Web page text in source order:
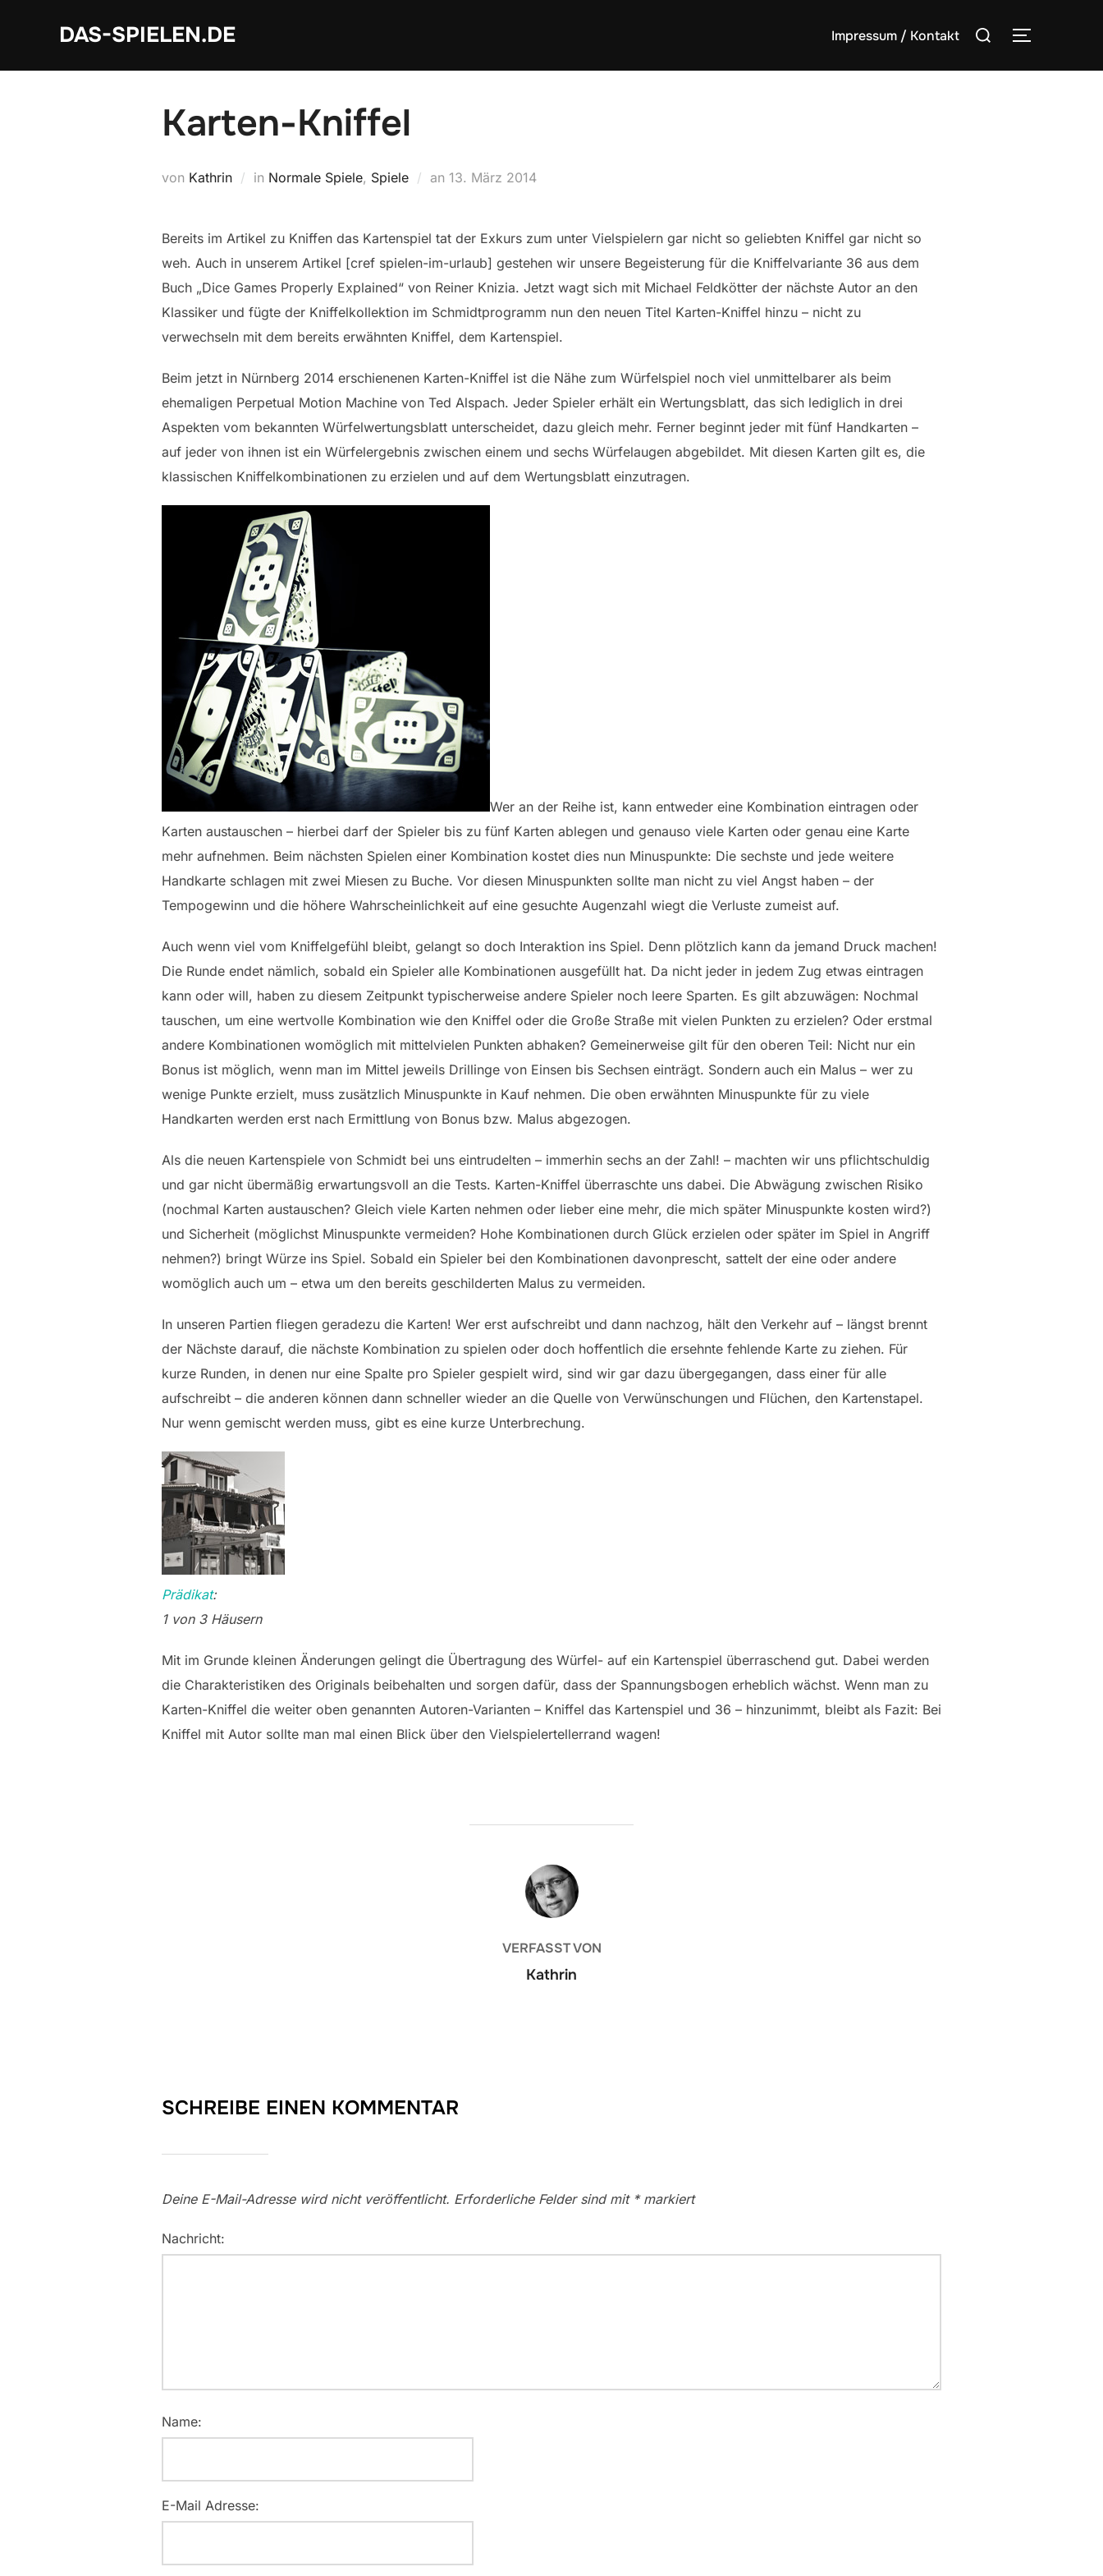
DAS-SPIELEN.DE Impressum / Kontakt
Suchen
Karten-Kniffel
von Kathrin in Normale Spiele, Spiele an Veröffentlicht
13. März 2014
Bereits im Artikel zu Kniffen das Kartenspiel tat der Exkurs zum unter Vielspielern gar nicht so geliebten Kniffel gar nicht so
weh. Auch in unserem Artikel [cref spielen-im-urlaub] gestehen wir unsere Begeisterung für die Kniffelvariante 36 aus dem
Buch „Dice Games Properly Explained“ von Reiner Knizia. Jetzt wagt sich mit Michael Feldkötter der nächste Autor an den
Klassiker und fügte der Kniffelkollektion im Schmidtprogramm nun den neuen Titel Karten-Kniffel hinzu – nicht zu
verwechseln mit dem bereits erwähnten Kniffel, dem Kartenspiel.
Beim jetzt in Nürnberg 2014 erschienenen Karten-Kniffel ist die Nähe zum Würfelspiel noch viel unmittelbarer als beim
ehemaligen Perpetual Motion Machine von Ted Alspach. Jeder Spieler erhält ein Wertungsblatt, das sich lediglich in drei
Aspekten vom bekannten Würfelwertungsblatt unterscheidet, dazu gleich mehr. Ferner beginnt jeder mit fünf Handkarten –
auf jeder von ihnen ist ein Würfelergebnis zwischen einem und sechs Würfelaugen abgebildet. Mit diesen Karten gilt es, die
klassischen Kniffelkombinationen zu erzielen und auf dem Wertungsblatt einzutragen.
Wer an der Reihe ist, kann entweder eine Kombination eintragen oder
Karten austauschen – hierbei darf der Spieler bis zu fünf Karten ablegen und genauso viele Karten oder genau eine Karte
mehr aufnehmen. Beim nächsten Spielen einer Kombination kostet dies nun Minuspunkte: Die sechste und jede weitere
Handkarte schlagen mit zwei Miesen zu Buche. Vor diesen Minuspunkten sollte man nicht zu viel Angst haben – der
Tempogewinn und die höhere Wahrscheinlichkeit auf eine gesuchte Augenzahl wiegt die Verluste zumeist auf.
Auch wenn viel vom Kniffelgefühl bleibt, gelangt so doch Interaktion ins Spiel. Denn plötzlich kann da jemand Druck machen!
Die Runde endet nämlich, sobald ein Spieler alle Kombinationen ausgefüllt hat. Da nicht jeder in jedem Zug etwas eintragen
kann oder will, haben zu diesem Zeitpunkt typischerweise andere Spieler noch leere Sparten. Es gilt abzuwägen: Nochmal
tauschen, um eine wertvolle Kombination wie den Kniffel oder die Große Straße mit vielen Punkten zu erzielen? Oder erstmal
andere Kombinationen womöglich mit mittelvielen Punkten abhaken? Gemeinerweise gilt für den oberen Teil: Nicht nur ein
Bonus ist möglich, wenn man im Mittel jeweils Drillinge von Einsen bis Sechsen einträgt. Sondern auch ein Malus – wer zu
wenige Punkte erzielt, muss zusätzlich Minuspunkte in Kauf nehmen. Die oben erwähnten Minuspunkte für zu viele
Handkarten werden erst nach Ermittlung von Bonus bzw. Malus abgezogen.
Als die neuen Kartenspiele von Schmidt bei uns eintrudelten – immerhin sechs an der Zahl! – machten wir uns pflichtschuldig
und gar nicht übermäßig erwartungsvoll an die Tests. Karten-Kniffel überraschte uns dabei. Die Abwägung zwischen Risiko
(nochmal Karten austauschen? Gleich viele Karten nehmen oder lieber eine mehr, die mich später Minuspunkte kosten wird?)
und Sicherheit (möglichst Minuspunkte vermeiden? Hohe Kombinationen durch Glück erzielen oder später im Spiel in Angriff
nehmen?) bringt Würze ins Spiel. Sobald ein Spieler bei den Kombinationen davonprescht, sattelt der eine oder andere
womöglich auch um – etwa um den bereits geschilderten Malus zu vermeiden.
In unseren Partien fliegen geradezu die Karten! Wer erst aufschreibt und dann nachzog, hält den Verkehr auf – längst brennt
der Nächste darauf, die nächste Kombination zu spielen oder doch hoffentlich die ersehnte fehlende Karte zu ziehen. Für
kurze Runden, in denen nur eine Spalte pro Spieler gespielt wird, sind wir gar dazu übergegangen, dass einer für alle
aufschreibt – die anderen können dann schneller wieder an die Quelle von Verwünschungen und Flüchen, den Kartenstapel.
Nur wenn gemischt werden muss, gibt es eine kurze Unterbrechung.
Prädikat:
1 von 3 Häusern
Mit im Grunde kleinen Änderungen gelingt die Übertragung des Würfel- auf ein Kartenspiel überraschend gut. Dabei werden
die Charakteristiken des Originals beibehalten und sorgen dafür, dass der Spannungsbogen erheblich wächst. Wenn man zu
Karten-Kniffel die weiter oben genannten Autoren-Varianten – Kniffel das Kartenspiel und 36 – hinzunimmt, bleibt als Fazit: Bei
Kniffel mit Autor sollte man mal einen Blick über den Vielspielertellerrand wagen!
BEITRAGSAUTOR
VERFASST VON
Kathrin
SCHREIBE EINEN KOMMENTAR
Deine E-Mail-Adresse wird nicht veröffentlicht. Erforderliche Felder sind mit *markiert
Nachricht:
Name:
E-Mail Adresse: